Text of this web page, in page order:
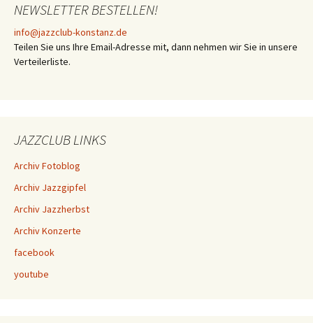
NEWSLETTER BESTELLEN!
info@jazzclub-konstanz.de
Teilen Sie uns Ihre Email-Adresse mit, dann nehmen wir Sie in unsere
Verteilerliste.
JAZZCLUB LINKS
Archiv Fotoblog
Archiv Jazzgipfel
Archiv Jazzherbst
Archiv Konzerte
facebook
youtube